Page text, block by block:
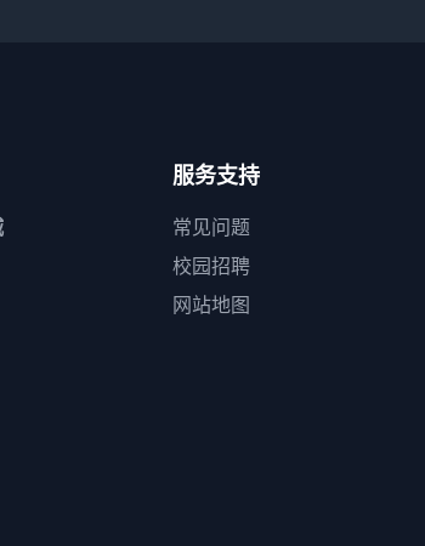
服务支持
常见问题
校园招聘
网站地图